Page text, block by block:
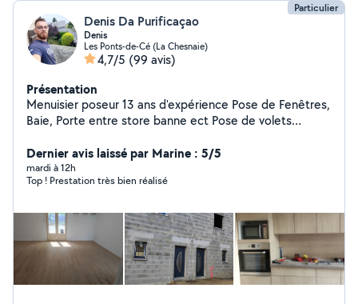
Particulier
Denis Da Purificaçao
Denis
Les Ponts-de-Cé (La Chesnaie)
4,7/5 (99 avis)
Présentation
Menuisier poseur 13 ans d'expérience Pose de Fenêtres,
Baie, Porte entre store banne ect Pose de volets
Pose de parquet stratifié/pvc Remplacement de vitrage
. plaque de véranda Je touche a beaucoup de chose
Rendre le client satisfait de mon travail et mettre mes
solution Je travail comme si c'était pour moi
Dernier avis laissé par Marine : 5/5
mardi à 12h
Top ! Prestation très bien réalisé